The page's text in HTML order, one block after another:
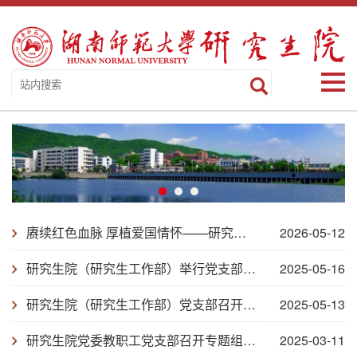
2026-05-12
赓续红色血脉 厚植爱国情怀——研究生院（研究生工作部）党支部开展主题党日活动
2025-05-16
研究生院（研究生工作部）举行党支部委员换届选举大会
2025-05-13
研究生院（研究生工作部）党支部召开专题会议学习贯彻中央八项规定精神
2025-03-11
研究生院党委教职工党支部召开专题组织生活会、民主评议党员会暨党支部书记述职大会